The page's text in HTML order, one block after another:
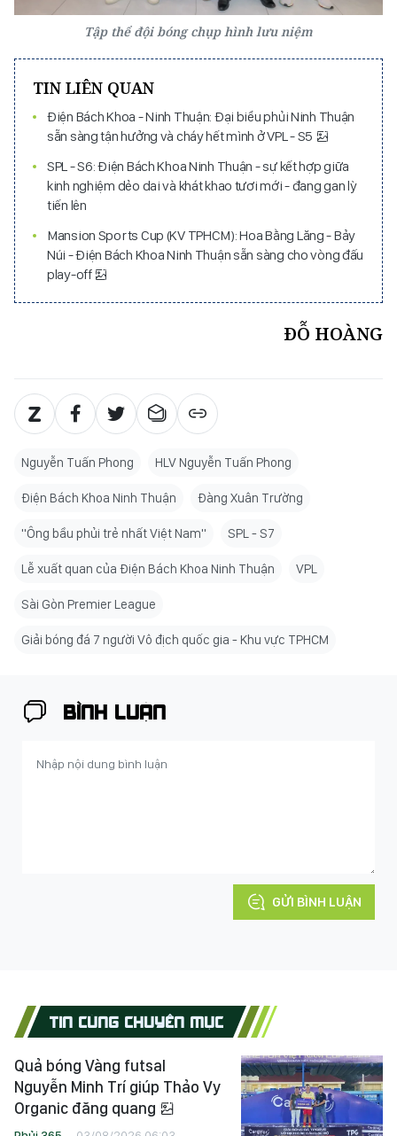
Tập thể đội bóng chụp hình lưu niệm
TIN LIÊN QUAN
Điện Bách Khoa - Ninh Thuận: Đại biểu phủi Ninh Thuận
sẵn sàng tận hưởng và cháy hết mình ở VPL - S5
SPL - S6: Điện Bách Khoa Ninh Thuận - sự kết hợp giữa
kinh nghiệm dẻo dai và khát khao tươi mới - đang gan lỳ
tiến lên
Mansion Sports Cup (KV TPHCM): Hoa Bằng Lăng - Bảy
Núi - Điện Bách Khoa Ninh Thuận sẵn sàng cho vòng đấu
play-off
ĐỖ HOÀNG
Nguyễn Tuấn Phong HLV Nguyễn Tuấn Phong
Điện Bách Khoa Ninh Thuận Đàng Xuân Trường
"Ông bầu phủi trẻ nhất Việt Nam" SPL - S7
Lễ xuất quan của Điện Bách Khoa Ninh Thuận VPL
Sài Gòn Premier League
Giải bóng đá 7 người Vô địch quốc gia - Khu vực TPHCM
BÌNH LUẬN
GỬI BÌNH LUẬN
TIN CÙNG CHUYÊN MỤC
Quả bóng Vàng futsal
Nguyễn Minh Trí giúp Thảo Vy
Organic đăng quang